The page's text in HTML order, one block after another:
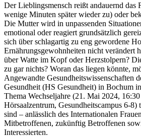
Der Lieblingsmensch reißt andauernd das
wenige Minuten später wieder zu) oder
Die Mutter wird in unpassenden
emotional oder reagiert grundsätzlich
sich über schlagartig zu eng gewordene
Ernährungsgewohnheiten nicht verändert
über Watte im Kopf oder Herzstolpern?
zu gar nichts? Woran das liegen könnte,
Angewandte Gesundheitswissenschaften
Gesundheit (HS Gesundheit) in Bochum
Thema Wechseljahre (21. Mai 2024,
Hörsaalzentrum, Gesundheitscampus 6-8)
sind – anlässlich des Internationalen
Mitbetroffenen, zukünftig Betroffenen
Interessierten.